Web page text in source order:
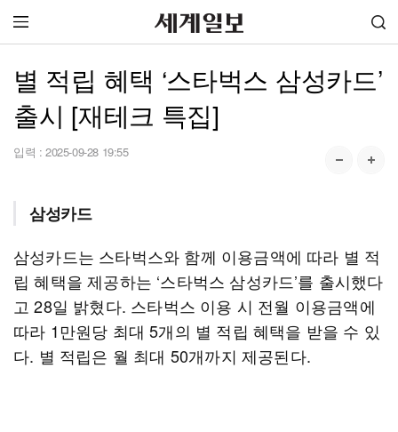
별 적립 혜택 ‘스타벅스 삼성카드’
출시 [재테크 특집]
입력 : 2025-09-28 19:55
삼성카드
삼성카드는 스타벅스와 함께 이용금액에 따라 별 적
립 혜택을 제공하는 ‘스타벅스 삼성카드’를 출시했다
고 28일 밝혔다. 스타벅스 이용 시 전월 이용금액에
따라 1만원당 최대 5개의 별 적립 혜택을 받을 수 있
다. 별 적립은 월 최대 50개까지 제공된다.